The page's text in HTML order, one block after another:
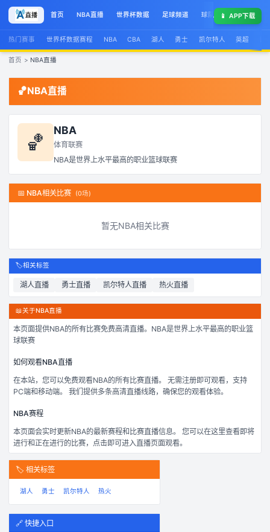
首页 NBA直播 世界杯数据 足球频道 球队榜 球星集锦
📱 APP下载
热门赛事 世界杯数据赛程 NBA CBA 湖人 勇士 凯尔特人 英超
首页 > NBA直播
🏀NBA直播
🏀
NBA
体育联赛
NBA是世界上水平最高的职业篮球联赛
📅 NBA相关比赛 (0场)
暂无NBA相关比赛
🏷️相关标签
湖人直播 勇士直播 凯尔特人直播 热火直播
📖关于NBA直播
本页面提供NBA的所有比赛免费高清直播。 NBA是世界上水平最高的职业篮
球联赛
如何观看NBA直播
在本站，您可以免费观看NBA的所有比赛直播。 无需注册即可观看，支持
PC端和移动端。 我们提供多条高清直播线路，确保您的观看体验。
NBA赛程
本页面会实时更新NBA的最新赛程和比赛直播信息。 您可以在这里查看即将
进行和正在进行的比赛，点击即可进入直播页面观看。
🏷️ 相关标签
湖人 勇士 凯尔特人 热火
🔗 快捷入口